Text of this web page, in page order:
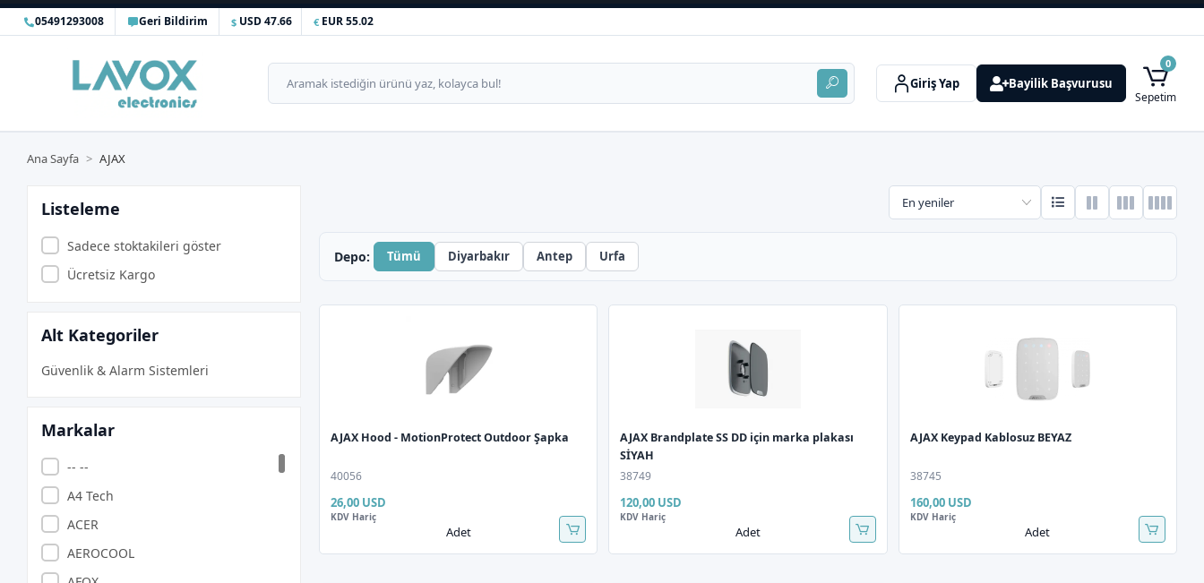
05491293008 Geri Bildirim USD 47.66 EUR 55.02
Giriş Yap Bayilik Başvurusu
0
Sepetim
Ana Sayfa AJAX
Listeleme
Sadece stoktakileri göster
Ücretsiz Kargo
Alt Kategoriler
Güvenlik & Alarm Sistemleri
Markalar
-- --
A4 Tech
ACER
AEROCOOL
Depo: Tümü Diyarbakır Antep Urfa
AJAX Hood - MotionProtect Outdoor Şapka
40056
26,00 USD
KDV Hariç
Adet
AJAX Brandplate SS DD için marka plakası
SİYAH
38749
120,00 USD
KDV Hariç
Adet
AJAX Keypad Kablosuz BEYAZ
38745
160,00 USD
KDV Hariç
Adet